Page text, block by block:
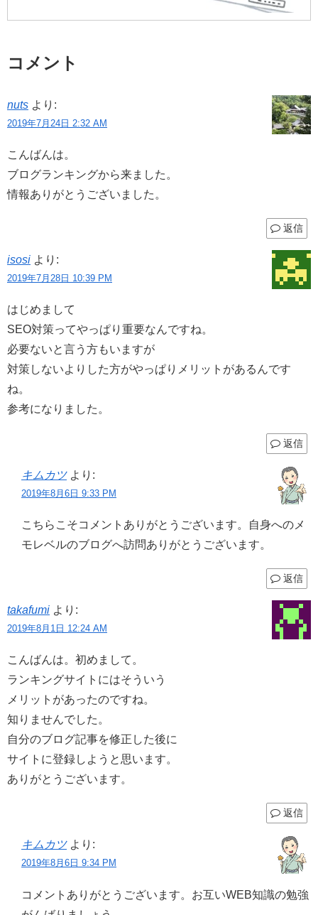
コメント
nuts より:
2019年7月24日 2:32 AM
こんばんは。
ブログランキングから来ました。
情報ありがとうございました。
返信
isosi より:
2019年7月28日 10:39 PM
はじめまして
SEO対策ってやっぱり重要なんですね。
必要ないと言う方もいますが
対策しないよりした方がやっぱりメリットがあるんです
ね。
参考になりました。
返信
キムカツ より:
2019年8月6日 9:33 PM
こちらこそコメントありがとうございます。自身へのメ
モレベルのブログへ訪問ありがとうございます。
返信
takafumi より:
2019年8月1日 12:24 AM
こんばんは。初めまして。
ランキングサイトにはそういう
メリットがあったのですね。
知りませんでした。
自分のブログ記事を修正した後に
サイトに登録しようと思います。
ありがとうございます。
返信
キムカツ より:
2019年8月6日 9:34 PM
コメントありがとうございます。お互いWEB知識の勉強